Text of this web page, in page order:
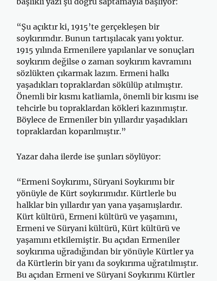
“Şu açıktır ki, 1915’te gerçekleşen bir
soykırımdır. Bunun tartışılacak yanı yoktur.
1915 yılında Ermenilere yapılanlar ve sonuçları
soykırım değilse o zaman soykırım kavramını
sözlükten çıkarmak lazım. Ermeni halkı
yaşadıkları topraklardan sökülüp atılmıştır.
Önemli bir kısmı katliamla, önemli bir kısmı ise
tehcirle bu topraklardan kökleri kazınmıştır.
Böylece de Ermeniler bin yıllardır yaşadıkları
topraklardan koparılmıştır.”
Yazar daha ilerde ise şunları söylüyor:
“Ermeni Soykırımı, Süryani Soykırımı bir
yönüyle de Kürt soykırımıdır. Kürtlerle bu
halklar bin yıllardır yan yana yaşamışlardır.
Kürt kültürü, Ermeni kültürü ve yaşamını,
Ermeni ve Süryani kültürü, Kürt kültürü ve
yaşamını etkilemiştir. Bu açıdan Ermeniler
soykırıma uğradığından bir yönüyle Kürtler ya
da Kürtlerin bir yanı da soykırıma uğratılmıştır.
Bu açıdan Ermeni ve Süryani Soykırımı Kürtler